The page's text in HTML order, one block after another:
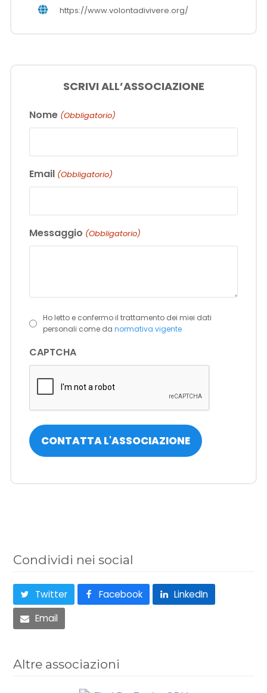
https://www.volontadivivere.org/
SCRIVI ALL’ASSOCIAZIONE
Nome (Obbligatorio)
Email (Obbligatorio)
Messaggio (Obbligatorio)
(Obbligatorio)
Ho letto e confermo il trattamento dei miei dati
personali come danormativa vigente
CAPTCHA
Condividi nei social
Twitter Facebook
LinkedIn
Email
Altre associazioni